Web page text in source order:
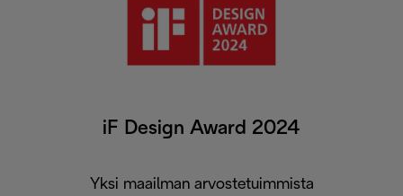
iF Design Award 2024
Yksi maailman arvostetuimmista